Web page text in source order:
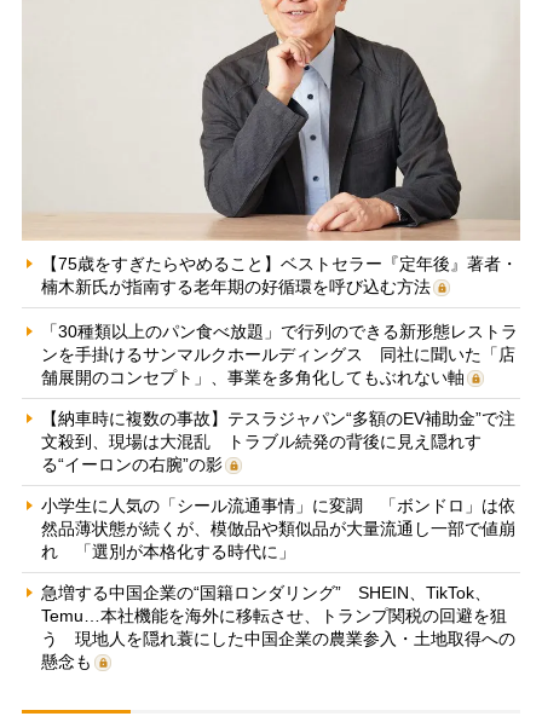
【75歳をすぎたらやめること】ベストセラー『定年後』著者・
楠木新氏が指南する老年期の好循環を呼び込む方法
「30種類以上のパン食べ放題」で行列のできる新形態レストラ
ンを手掛けるサンマルクホールディングス 同社に聞いた「店
舗展開のコンセプト」、事業を多角化してもぶれない軸
【納車時に複数の事故】テスラジャパン“多額のEV補助金”で注
文殺到、現場は大混乱 トラブル続発の背後に見え隠れす
る“イーロンの右腕”の影
小学生に人気の「シール流通事情」に変調 「ボンドロ」は依
然品薄状態が続くが、模倣品や類似品が大量流通し一部で値崩
れ 「選別が本格化する時代に」
急増する中国企業の“国籍ロンダリング” SHEIN、TikTok、
Temu…本社機能を海外に移転させ、トランプ関税の回避を狙
う 現地人を隠れ蓑にした中国企業の農業参入・土地取得への
懸念も